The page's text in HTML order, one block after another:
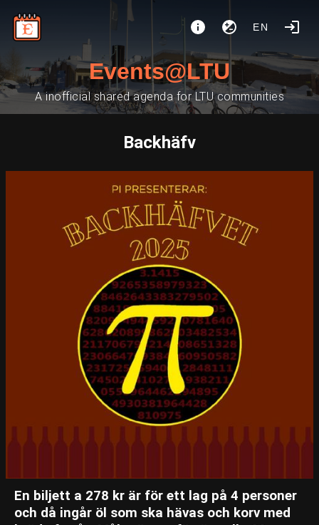
EN
Events@LTU
A inofficial shared agenda for LTU communities
Backhäfv
En biljett a 278 kr är för ett lag på 4 personer
och då ingår öl som ska hävas och korv med